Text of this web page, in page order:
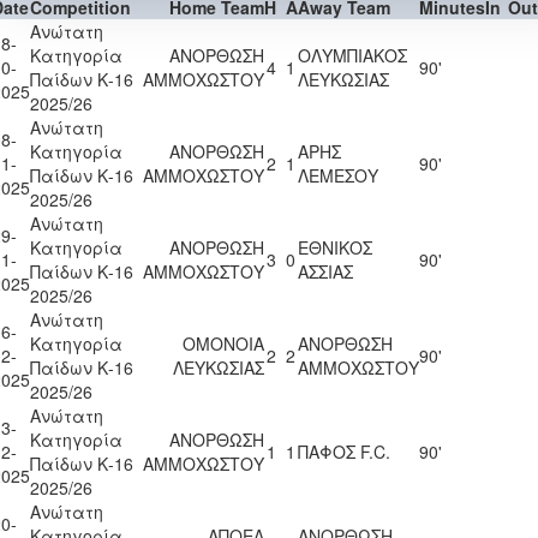
Competition Home TeamH AAway Team MinutesIn Out
Ανώτατη
Κατηγορία
Παίδων Κ-16
2025/26
ΑΝΟΡΘΩΣΗ
ΑΜΜΟΧΩΣΤΟΥ4 1 ΟΛΥΜΠΙΑΚΟΣ
ΛΕΥΚΩΣΙΑΣ
90'
Ανώτατη
Κατηγορία
Παίδων Κ-16
2025/26
ΑΝΟΡΘΩΣΗ
ΑΜΜΟΧΩΣΤΟΥ2 1 ΑΡΗΣ
ΛΕΜΕΣΟΥ
90'
Ανώτατη
Κατηγορία
Παίδων Κ-16
2025/26
ΑΝΟΡΘΩΣΗ
ΑΜΜΟΧΩΣΤΟΥ3 0 ΕΘΝΙΚΟΣ
ΑΣΣΙΑΣ
90'
Ανώτατη
Κατηγορία
Παίδων Κ-16
2025/26
ΟΜΟΝΟΙΑ
ΛΕΥΚΩΣΙΑΣ2 2ΑΝΟΡΘΩΣΗ
ΑΜΜΟΧΩΣΤΟΥ90'
Ανώτατη
Κατηγορία
Παίδων Κ-16
2025/26
ΑΝΟΡΘΩΣΗ
ΑΜΜΟΧΩΣΤΟΥ1 1 ΠΑΦΟΣ F.C. 90'
Ανώτατη